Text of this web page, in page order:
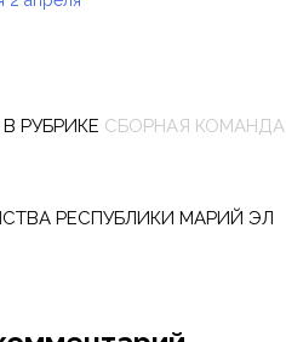
РУБРИКЕ СБОРНАЯ КОМАНДА
РЕСПУБЛИКИ МАРИЙ ЭЛ